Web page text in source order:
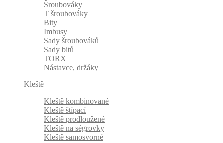
Šroubováky
T šroubováky
Bity
Imbusy
Sady šroubováků
Sady bitů
TORX
Nástavce, držáky
Kleště
Kleště kombinované
Kleště štípací
Kleště prodloužené
Kleště na ségrovky
Kleště samosvorné